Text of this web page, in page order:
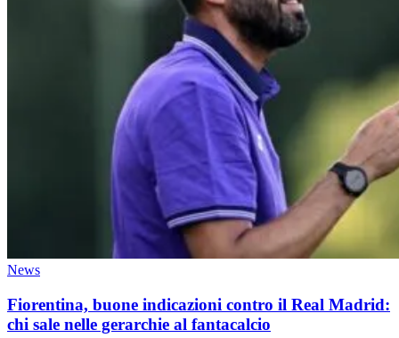
News
Fiorentina, buone indicazioni contro il Real Madrid:
chi sale nelle gerarchie al fantacalcio